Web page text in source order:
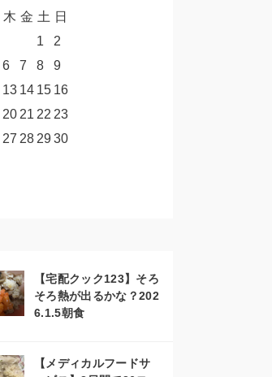
木 金 土 日
1
2
6 7 8
9
13 14 15 16
20 21 22 23
27 28 2930
【宅配クック123】そろ
そろ熱が出るかな？202
6.1.5朝食
【メディカルフードサ